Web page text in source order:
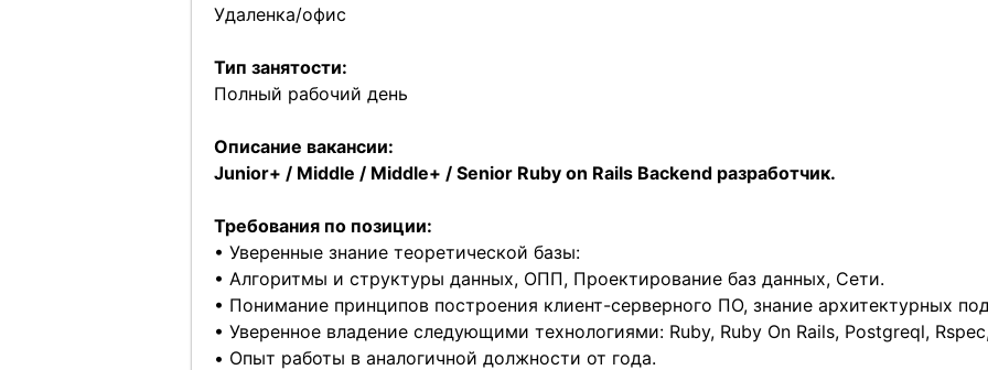
Удаленка/офис
Тип занятости:
Полный рабочий день
Описание вакансии:
Junior+ / Middle / Middle+ / Senior Ruby on Rails Backend разработчик.
Требования по позиции:
• Уверенные знание теоретической базы:
• Алгоритмы и структуры данных, ОПП, Проектирование баз данных, Сети.
• Понимание принципов построения клиент-серверного ПО, знание архитектурных
• Уверенное владение следующими технологиями: Ruby, Ruby On Rails, Postgreql,
• Опыт работы в аналогичной должности от года.